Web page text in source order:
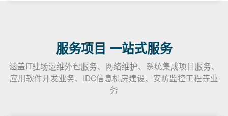
服务项目 一站式服务
涵盖IT驻场运维外包服务、网络维护、系统集成项目服务、
应用软件开发业务、IDC信息机房建设、安防监控工程等业
务